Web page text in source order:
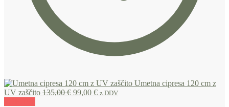
Umetna cipresa 120 cm z
UV zaščito 135,00€ 99,00 € z DDV